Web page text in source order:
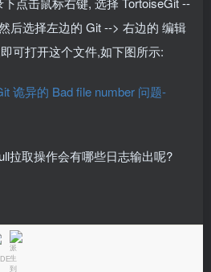
后选择左边的 Git --> 右边的 编辑
可打开这个文件,如下图所示:
拉取操作会有哪些日志输出呢?